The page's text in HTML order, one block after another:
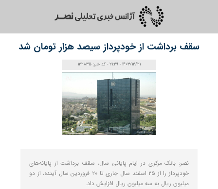
سقف برداشت از خودپرداز سیصد هزار تومان شد
1403/12/21 - 21:29 - کد خبر: 132835
نصر: بانک مرکزی در ایام پایانی سال، سقف برداشت از پایانه‌های
خودپرداز را از ۲۵ اسفند سال جاری تا ۲۰ فروردین سال آینده، از دو
میلیون ریال به سه میلیون ریال افزایش داد.